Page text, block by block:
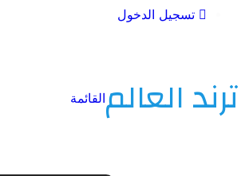
تسجيل الدخول
العالمالقائمة